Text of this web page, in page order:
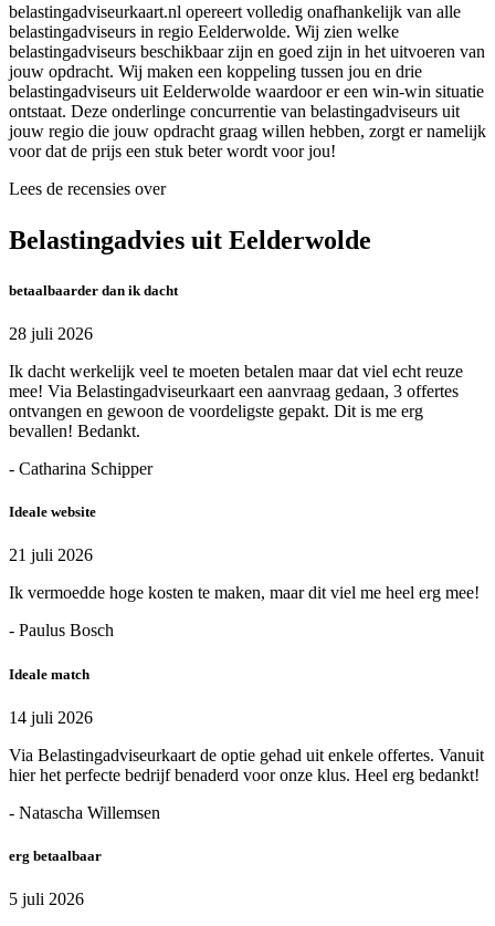
belastingadviseurkaart.nl opereert volledig onafhankelijk van alle
belastingadviseurs in regio Eelderwolde. Wij zien welke
belastingadviseurs beschikbaar zijn en goed zijn in het uitvoeren van
jouw opdracht. Wij maken een koppeling tussen jou en drie
belastingadviseurs uit Eelderwolde waardoor er een win-win situatie
ontstaat. Deze onderlinge concurrentie van belastingadviseurs uit
jouw regio die jouw opdracht graag willen hebben, zorgt er namelijk
voor dat de prijs een stuk beter wordt voor jou!
Lees de recensies over
Belastingadvies uit Eelderwolde
betaalbaarder dan ik dacht
28 juli 2026
Ik dacht werkelijk veel te moeten betalen maar dat viel echt reuze
mee! Via Belastingadviseurkaart een aanvraag gedaan, 3 offertes
ontvangen en gewoon de voordeligste gepakt. Dit is me erg
bevallen! Bedankt.
- Catharina Schipper
Ideale website
21 juli 2026
Ik vermoedde hoge kosten te maken, maar dit viel me heel erg mee!
- Paulus Bosch
Ideale match
14 juli 2026
Via Belastingadviseurkaart de optie gehad uit enkele offertes. Vanuit
hier het perfecte bedrijf benaderd voor onze klus. Heel erg bedankt!
- Natascha Willemsen
erg betaalbaar
5 juli 2026